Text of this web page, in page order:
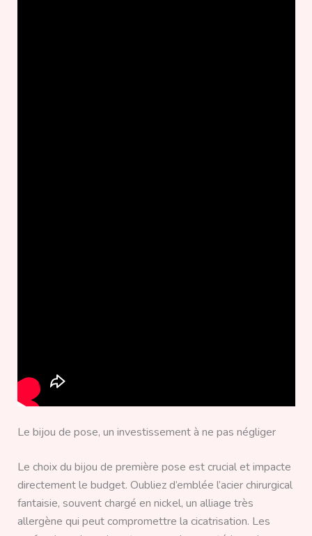
Le bijou de pose, un investissement à ne pas négliger
Le choix du bijou de première pose est crucial et impacte
directement le budget. Oubliez d’emblée l’acier chirurgical
fantaisie, souvent chargé en nickel, un alliage très
allergène qui peut compromettre la cicatrisation. Les